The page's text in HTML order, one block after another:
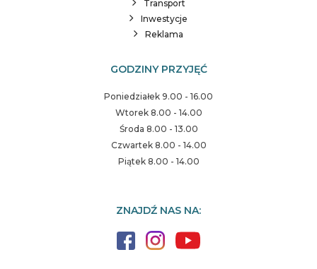
Transport
Inwestycje
Reklama
GODZINY PRZYJĘĆ
Poniedziałek 9.00 - 16.00
Wtorek 8.00 - 14.00
Środa 8.00 - 13.00
Czwartek 8.00 - 14.00
Piątek 8.00 - 14.00
ZNAJDŹ NAS NA: